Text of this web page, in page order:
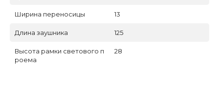
Ширина переносицы 13
Длина заушника 125
Высота рамки светового п
роема
28